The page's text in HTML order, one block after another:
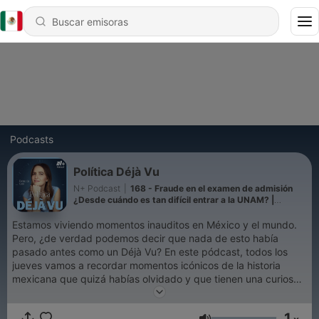
Podcasts
Política Déjà Vu
N+ Podcast
168 - Fraude en el examen de admisión
¿Desde cuándo es tan difícil entrar a la UNAM? |
Estamos viviendo momentos inauditos en México y el mundo.
Pero, ¿de verdad podemos decir que nada de esto había
pasado antes como un Déjà Vu? En este pódcast, todos los
jueves vamos a recordar momentos icónicos de la historia
mexicana que quizá habías olvidado y que tienen una curiosa